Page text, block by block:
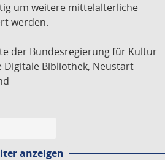
um weitere mittelalterliche
werden.
der Bundesregierung für Kultur
Digitale Bibliothek, Neustart
anzeigen